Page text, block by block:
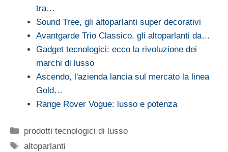
tra…
Sound Tree, gli altoparlanti super decorativi
Avantgarde Trio Classico, gli altoparlanti da…
Gadget tecnologici: ecco la rivoluzione dei
marchi di lusso
Ascendo, l'azienda lancia sul mercato la linea
Gold…
Range Rover Vogue: lusso e potenza
Categorie
prodotti tecnologici di lusso
Tag
altoparlanti